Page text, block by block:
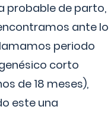
probable de parto,
ante lo
periodo
corto
de 18 meses),
este una